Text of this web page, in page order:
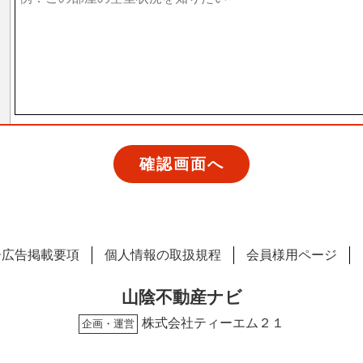
告掲載要項 個人情報の取扱規程 会員様用ページ
山陰不動産ナビ
企画・運営 株式会社ティーエム２１